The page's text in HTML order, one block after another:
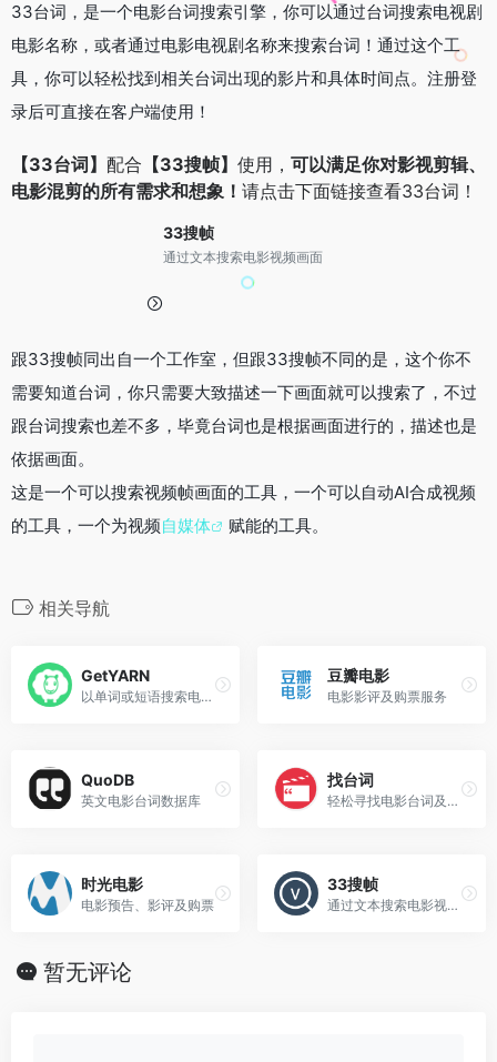
33台词，是一个电影台词搜索引擎，你可以通过台词搜索电视剧
电影名称，或者通过电影电视剧名称来搜索台词！通过这个工
具，你可以轻松找到相关台词出现的影片和具体时间点。注册登
录后可直接在客户端使用！
【33台词】 配合 【33搜帧】 使用， 可以满足你对影视剪辑、
电影混剪的所有需求和想象！ 请点击下面链接查看33台词！
33搜帧
通过文本搜索电影视频画面
跟33搜帧同出自一个工作室，但跟33搜帧不同的是，这个你不
需要知道台词，你只需要大致描述一下画面就可以搜索了，不过
跟台词搜索也差不多，毕竟台词也是根据画面进行的，描述也是
依据画面。
这是一个可以搜索视频帧画面的工具，一个可以自动AI合成视频
的工具，一个为视频自媒体 赋能的工具。
相关导航
GetYARN
以单词或短语搜索电视电影MV片段
豆瓣电影
电影影评及购票服务
QuoDB
英文电影台词数据库
找台词
轻松寻找电影台词及电视剧台词
时光电影
电影预告、影评及购票
33搜帧
通过文本搜索电影视频画面
暂无评论